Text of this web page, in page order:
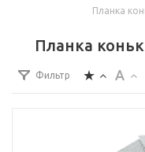
Планка
Планка
Фильтр